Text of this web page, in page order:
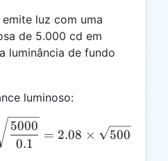
luz com uma
de 5.000 cd em
luminância de fundo
luminoso:
R = 2.08 \times
0.1
5000
= 2.08 × 50000